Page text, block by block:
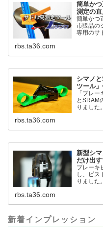
簡単か
測定の直
簡単かつ
市販品の
専用のサ
るよう
Sokutei)
rbs.ta36.com
シマノ
ツール」
「ブレ
とSRAM
りました
だと。
るのかと
rbs.ta36.com
新型シ
だけ出
ブレーキ
し、ピス
りました
って、
ました
内部の
rbs.ta36.com
新着インプレッション